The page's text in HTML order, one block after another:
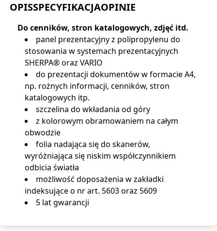
OPISSPECYFIKACJAOPINIE
Do cenników, stron katalogowych, zdjęć itd.
panel prezentacyjny z polipropylenu do
stosowania w systemach prezentacyjnych
SHERPA® oraz VARIO
do prezentacji dokumentów w formacie A4,
np. rożnych informacji, cenników, stron
katalogowych itp.
szczelina do wkładania od góry
z kolorowym obramowaniem na całym
obwodzie
folia nadająca się do skanerów,
wyróżniająca się niskim współczynnikiem
odbicia światła
możliwość doposażenia w zakładki
indeksujące o nr art. 5603 oraz 5609
5 lat gwarancji